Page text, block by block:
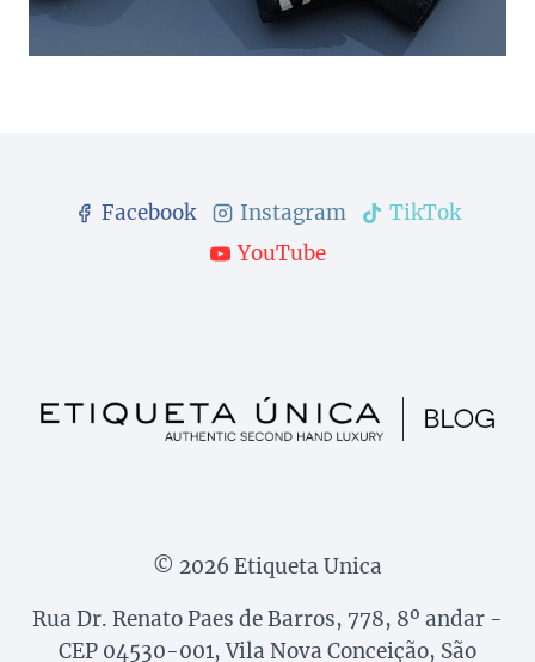
Facebook Instagram
TikTok
YouTube
© 2026 Etiqueta Unica
Rua Dr. Renato Paes de Barros, 778, 8º andar -
CEP 04530-001, Vila Nova Conceição, São